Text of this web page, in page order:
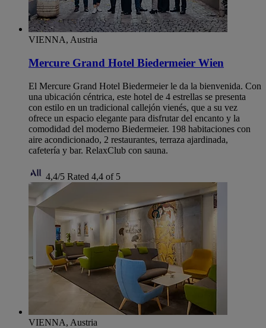
VIENNA, Austria
Mercure Grand Hotel Biedermeier Wien
El Mercure Grand Hotel Biedermeier le da la bienvenida. Con
una ubicación céntrica, este hotel de 4 estrellas se presenta
con estilo en un tradicional callejón vienés, que a su vez
ofrece un espacio elegante para disfrutar del encanto y la
comodidad del moderno Biedermeier. 198 habitaciones con
aire acondicionado, 2 restaurantes, terraza ajardinada,
cafetería y bar. RelaxClub con sauna.
4,4/5 Rated 4,4 of 5
VIENNA, Austria